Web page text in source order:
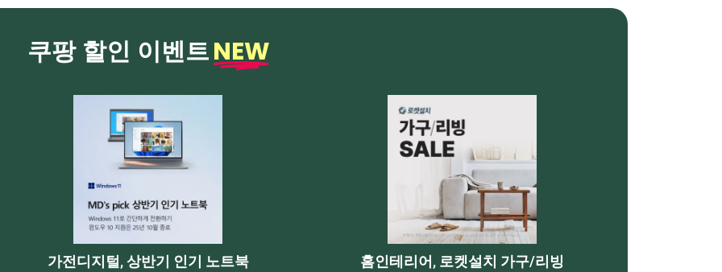
쿠팡 할인 이벤트 NEW
가전디지털, 상반기 인기 노트북
홈인테리어, 로켓설치 가구/리빙